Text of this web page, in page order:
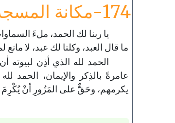
174-مكانة المسجد في الإسلام
يا ربنا لك الحمد، ملءَ
ما قال العبد، وكلنا لك عبد، لا
الحمد لله الذي أذِن لبيوته
عامرةً بالذِكر والإيمان، الحمد
يكرمهم، وحَقٌّ على المَزُورِ أنْ يُكْرِمَ